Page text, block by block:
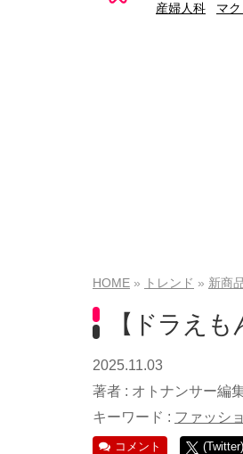
産婦人科
マ
HOME トレンド 新商
【ドラえ
2025.11.03
著者 : オトナンサー編
キーワード : ファッシ
コメント (Twitter)